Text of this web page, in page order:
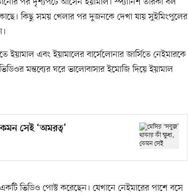
কাছে। কিছু সময় খেলার পর দুজনকে দেখা যায় সুইমিংপুলের
ইয়ামাল এবং ইয়ামালের বার্সেলোনার জার্সিতে নেইমারকে
মন্তব্যের ঘরে ভালোবাসার ইমোজি দিয়ে ইয়ামাল
সেই ‘অমরত্ব’
ভিডিও পোস্ট করেছেন। যেখানে নেইমারের পাশে বসে